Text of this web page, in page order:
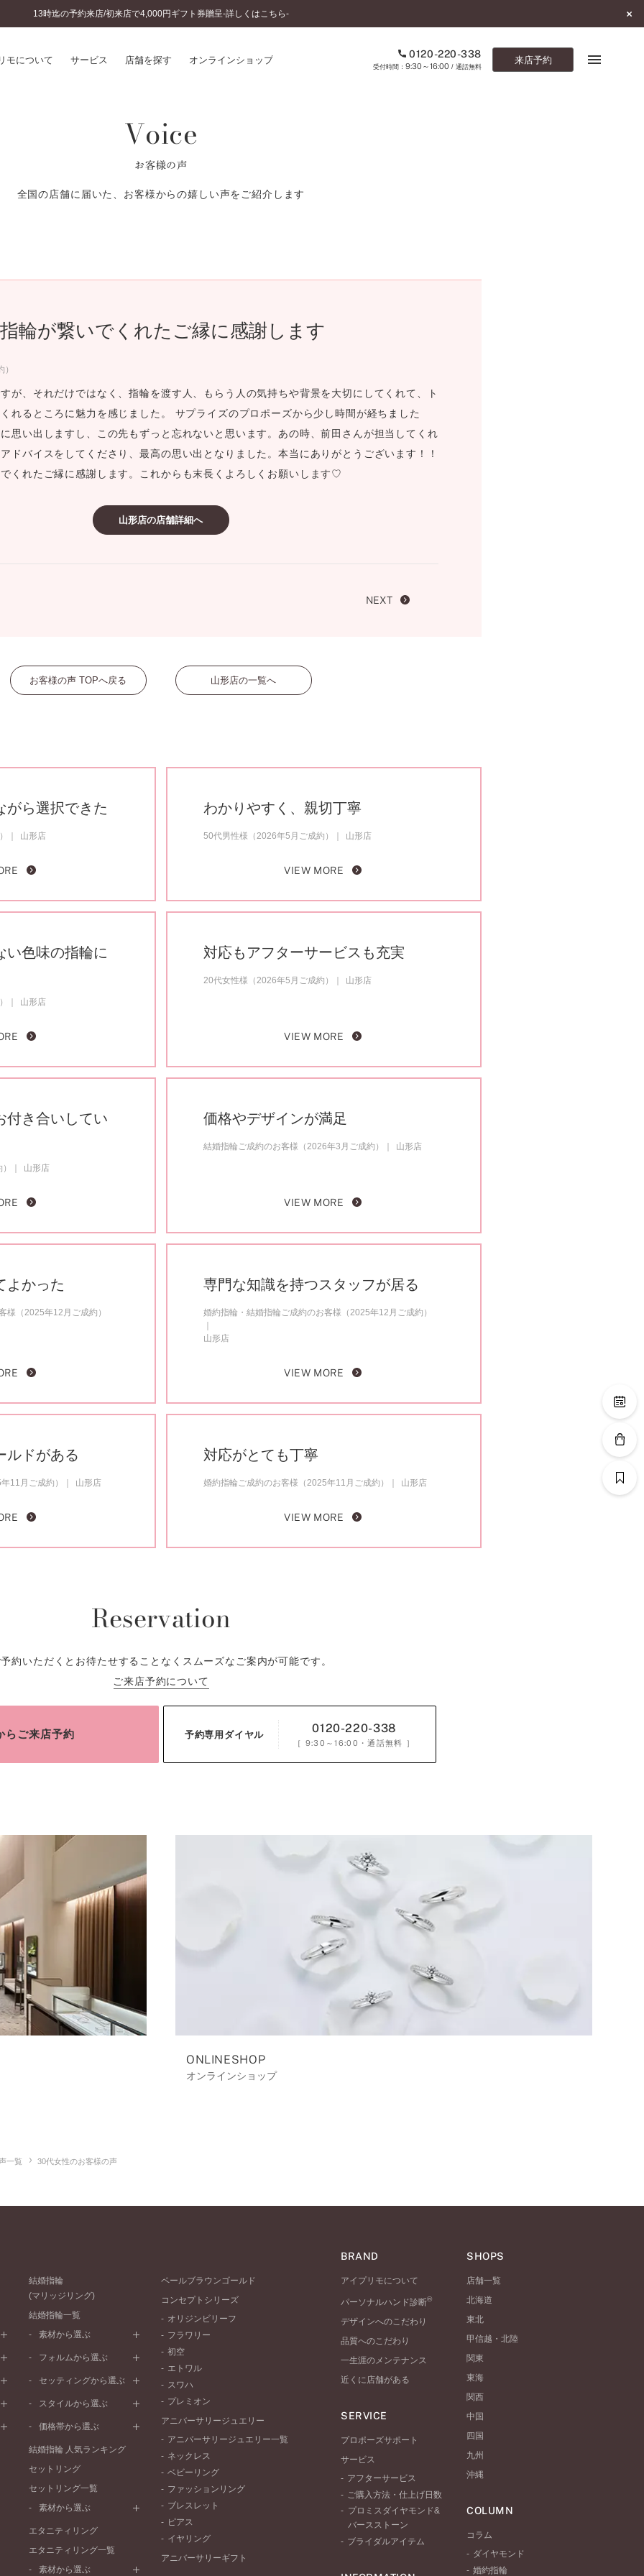
13時迄の予約来店/初来店で4,000円ギフト券贈呈-詳しくはこちら-
モについて サービス 店舗を探す オンラインショップ 0120-220-338
9:30～16:00/ 通話無料
来店予約
のこだわり
スダイヤモンド&バースストー
ーズサポート
プ
婚約指輪とは
結婚指輪とは
セットリングとは
ショップブログ
Voice
お客様の声
全国の店舗に届いた、お客様からの嬉しい声をご紹介します
輪が繋いでくれたご縁に感謝します
が、それだけではなく、指輪を渡す人、もらう人の気持ちや背景を大切にしてくれて、ト
れるところに魅力を感じました。 サプライズのプロポーズから少し時間が経ちました
思い出しますし、この先もずっと忘れないと思います。あの時、前田さんが担当してくれ
ドバイスをしてくださり、最高の思い出となりました。本当にありがとうございます！！
くれたご縁に感謝します。これからも末長くよろしくお願いします♡
山形店の店舗詳細へ
NEXT
お客様の声 TOPへ戻る 山形店の一覧へ
がら選択できた
山形店
わかりやすく、親切丁寧
50代男性様（2026年5月ご成約） 山形店
VIEW MORE
い色味の指輪に
山形店
対応もアフターサービスも充実
20代女性様（2026年5月ご成約） 山形店
VIEW MORE
付き合いしてい
山形店
価格やデザインが満足
結婚指輪ご成約のお客様（2026年3月ご成約） 山形店
VIEW MORE
よかった
様（2025年12月ご成約）
専門な知識を持つスタッフが居る
婚約指輪・結婚指輪ご成約のお客様（2025年12月ご成約）
山形店
VIEW MORE
ルドがある
11月ご成約） 山形店
対応がとても丁寧
婚約指輪ご成約のお客様（2025年11月ご成約） 山形店
VIEW MORE
Reservation
約いただくとお待たせすることなくスムーズなご案内が可能です。
ご来店予約について
らご来店予約 予約専用ダイヤル 0120-220-338
［ 9:30～16:00 ・通話無料 ］
ONLINESHOP
オンラインショップ
一覧 30代女性のお客様の声
結婚指輪
(マリッジリング)
結婚指輪一覧
素材から選ぶ
プラチナ
ピンクゴールド
ペールブラウンゴールド
フォルムから選ぶ
ストレートライン
V字ライン
セッティングから選ぶ
プレーン
セベラルメレ
ラインメレ
スタイルから選ぶ
シンプル
モード
エレガント
ゴージャス
価格帯から選ぶ
50万円～
20万円～30万円
10万円～20万円
結婚指輪 人気ランキング
セットリング
セットリング一覧
素材から選ぶ
プラチナ
エタニティリング
エタニティリング一覧
素材から選ぶ
ペールブラウンゴールド
コンセプトシリーズ
オリジンビリーフ
フラワリー
初空
エトワル
スワハ
プレミオン
アニバーサリージュエリー
アニバーサリージュエリー一覧
ネックレス
ベビーリング
ファッションリング
ブレスレット
ピアス
イヤリング
アニバーサリーギフト
BRAND
アイプリモについて
パーソナルハンド診断®
デザインへのこだわり
品質へのこだわり
一生涯のメンテナンス
近くに店舗がある
SERVICE
プロポーズサポート
サービス
アフターサービス
ご購入方法・仕上げ日数
プロミスダイヤモンド&
バースストーン
ブライダルアイテム
SHOPS
店舗一覧
北海道
東北
甲信越・北陸
関東
東海
関西
中国
四国
九州
沖縄
COLUMN
コラム
ダイヤモンド
婚約指輪